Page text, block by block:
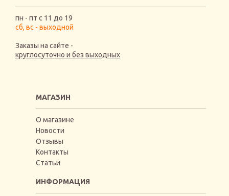
пн - пт с 11 до 19
сб, вс - выходной
Заказы на сайте -
круглосуточно и без выходных
МАГАЗИН
О магазине
Новости
Отзывы
Контакты
Статьи
ИНФОРМАЦИЯ